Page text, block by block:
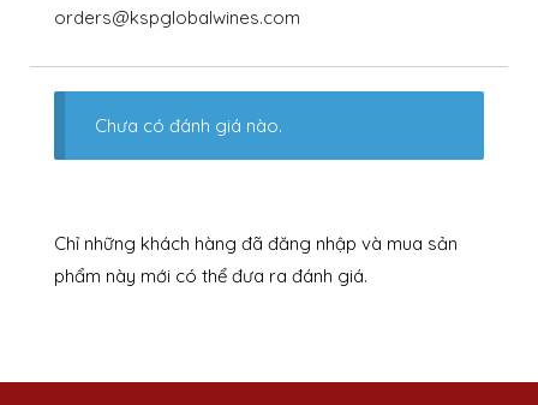
orders@kspglobalwines.com
Chưa có đánh giá nào.
Chỉ những khách hàng đã đăng nhập và mua sản
phẩm này mới có thể đưa ra đánh giá.